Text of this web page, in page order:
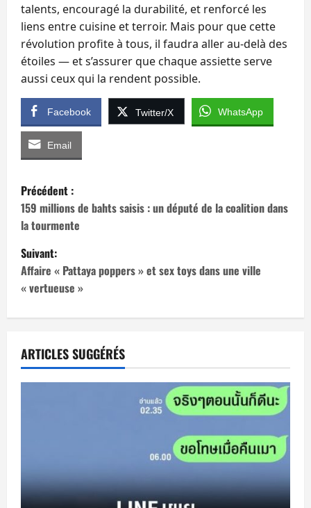
talents, encouragé la durabilité, et renforcé les
liens entre cuisine et terroir. Mais pour que cette
révolution profite à tous, il faudra aller au-delà des
étoiles — et s’assurer que chaque assiette serve
aussi ceux qui la rendent possible.
Facebook Twitter/X WhatsApp
Email
N
a
v
i
g
t
i
d
Précédent :
159 millions de bahts saisis : un député de la coalition dans
la tourmente
Suivant:
Affaire « Pattaya poppers » et sex toys dans une ville
« vertueuse »
ARTICLES SUGGÉRÉS